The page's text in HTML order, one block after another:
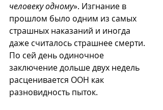
человеку одному». Изгнание в
прошлом было одним из самых
страшных наказаний и иногда
даже считалось страшнее смерти.
По сей день одиночное
заключение дольше двух недель
расценивается ООН как
разновидность пыток.